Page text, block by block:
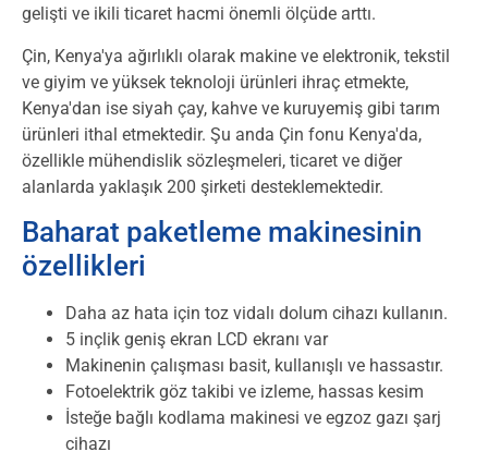
gelişti ve ikili ticaret hacmi önemli ölçüde arttı.
Çin, Kenya'ya ağırlıklı olarak makine ve elektronik, tekstil
ve giyim ve yüksek teknoloji ürünleri ihraç etmekte,
Kenya'dan ise siyah çay, kahve ve kuruyemiş gibi tarım
ürünleri ithal etmektedir. Şu anda Çin fonu Kenya'da,
özellikle mühendislik sözleşmeleri, ticaret ve diğer
alanlarda yaklaşık 200 şirketi desteklemektedir.
Baharat paketleme makinesinin
özellikleri
Daha az hata için toz vidalı dolum cihazı kullanın.
5 inçlik geniş ekran LCD ekranı var
Makinenin çalışması basit, kullanışlı ve hassastır.
Fotoelektrik göz takibi ve izleme, hassas kesim
İsteğe bağlı kodlama makinesi ve egzoz gazı şarj
cihazı